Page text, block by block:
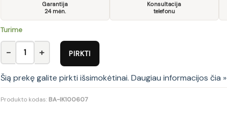
Garantija
24 mėn.
Konsultacija
telefonu
Turime
produkto kiekis: SFW/156-BI/DWO
PIRKTI
Šią prekę galite pirkti išsimokėtinai. Daugiau informacijos čia »
Produkto kodas: BA-IK100607